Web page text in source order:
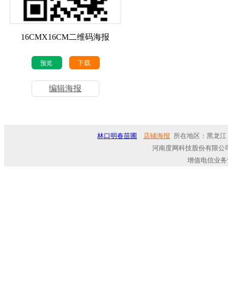
16CMX16CM二维码海报
预览 下载
编辑海报
林口明春苗圃 店铺海报 所在地区：黑龙
河南度网科技股份有限
增值电信业